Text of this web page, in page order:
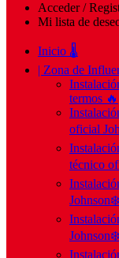
Acceder /
Mi lista de
Inicio 🌡️
| Zona de
termos 🔥
oficial
técnico
Johnson❄️
Johnson❄️